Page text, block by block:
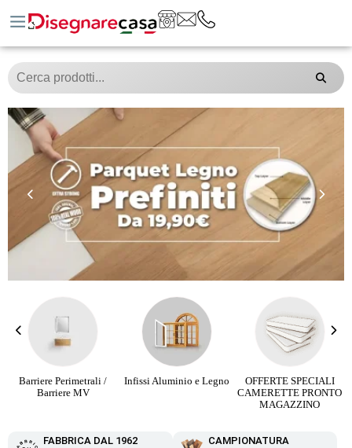
Infissi Aluminio e Legno
OFFERTE SPECIALI
Parquet Maxi Plancia 3
Strip da 12,90 €
FABBRICA DAL 1962 CAMPIONATURA